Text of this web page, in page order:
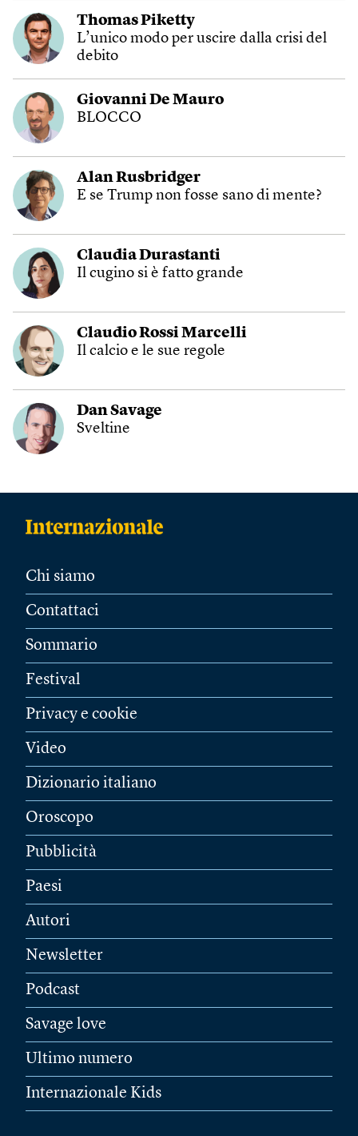
Thomas Piketty
L’unico modo per uscire dalla crisi del
debito
Giovanni De Mauro
BLOCCO
Alan Rusbridger
E se Trump non fosse sano di mente?
Claudia Durastanti
Il cugino si è fatto grande
Claudio Rossi Marcelli
Il calcio e le sue regole
Dan Savage
Sveltine
Chi siamo
Contattaci
Sommario
Festival
Privacy e cookie
Video
Dizionario italiano
Oroscopo
Pubblicità
Paesi
Autori
Newsletter
Podcast
Savage love
Ultimo numero
Internazionale Kids